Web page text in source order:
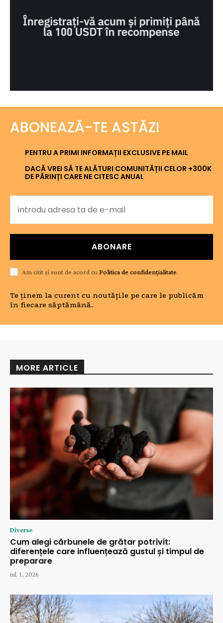
ABONEAZĂ-TE ASTĂZI
PENTRU A PRIMI INFORMAȚII EXCLUSIVE PE MAIL
DACĂ VREI SĂ TE ALĂTURI COMUNITĂȚII CELOR +300K
DE PĂRINȚI CARE NE CITESC ANUAL
ABONARE
Am citit și sunt de acord cu Politica de confidențialitate.
Te ținem la curent cu noutățile pe care le publicăm
în fiecare săptămână.
MORE ARTICLE
Diverse
Cum alegi cărbunele de grătar potrivit:
diferențele care influențează gustul și timpul de
preparare
iul. 1, 2026